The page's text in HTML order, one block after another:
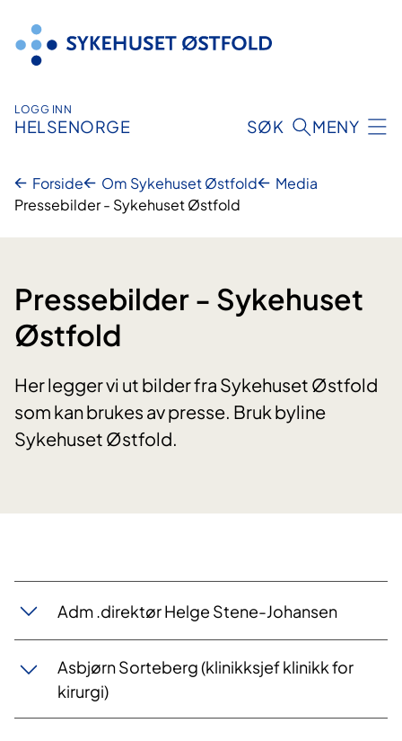
innhold
LOGG INN
HELSENORGE SØK MENY
Forside Om Sykehuset Østfold
Media
Pressebilder - Sykehuset Østfold
Pressebilder - Sykehuset
Østfold
Her legger vi ut bilder fra Sykehuset Østfold
som kan brukes av presse. Bruk byline
Sykehuset Østfold.
Adm .direktør Helge Stene-Johansen
Asbjørn Sorteberg (klinikksjef klinikk for
kirurgi)